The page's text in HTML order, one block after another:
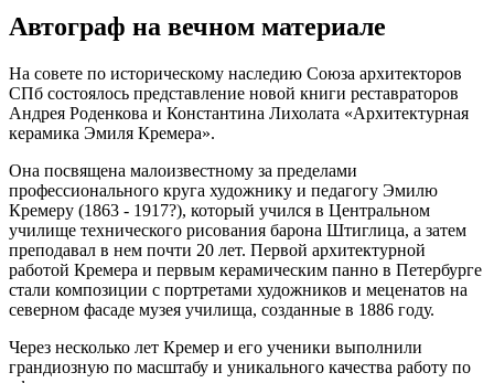
Автограф на вечном материале
На совете по историческому наследию Союза архитекторов
СПб состоялось представление новой книги реставраторов
Андрея Роденкова и Константина Лихолата «Архитектурная
керамика Эмиля Кремера».
Она посвящена малоизвестному за пределами
профессионального круга художнику и педагогу Эмилю
Кремеру (1863 - 1917?), который учился в Центральном
училище технического рисования барона Штиглица, а затем
преподавал в нем почти 20 лет. Первой архитектурной
работой Кремера и первым керамическим панно в Петербурге
стали композиции с портретами художников и меценатов на
северном фасаде музея училища, созданные в 1886 году.
Через несколько лет Кремер и его ученики выполнили
грандиозную по масштабу и уникального качества работу по